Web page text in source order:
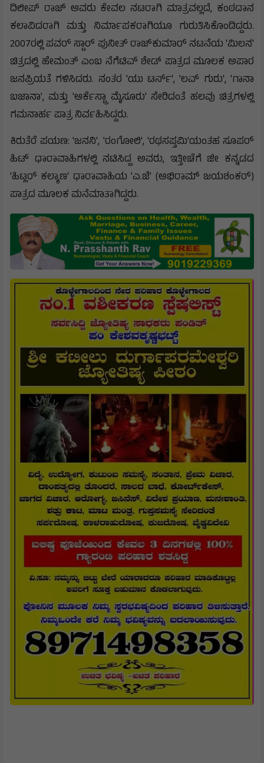
ದಿಲೀಪ್ ರಾಜ್ ಅವರು ಕೇವಲ ನಟರಾಗಿ ಮಾತ್ರವಲ್ಲದೆ, ಕಂಠದಾನ
ಕಲಾವಿದರಾಗಿ ಮತ್ತು ನಿರ್ಮಾಪಕರಾಗಿಯೂ ಗುರುತಿಸಿಕೊಂಡಿದ್ದರು.
2007ರಲ್ಲಿ ಪವರ್ ಸ್ಟಾರ್ ಪುನೀತ್ ರಾಜ್‌ಕುಮಾರ್ ನಟನೆಯ 'ಮಿಲನ'
ಚಿತ್ರದಲ್ಲಿ ಹೇಮಂತ್ ಎಂಬ ನೆಗೆಟಿವ್ ಶೇಡ್ ಪಾತ್ರದ ಮೂಲಕ ಅಪಾರ
ಜನಪ್ರಿಯತೆ ಗಳಿಸಿದರು. ನಂತರ 'ಯು ಟರ್ನ್', 'ಲವ್ ಗುರು', 'ಗಾನಾ
ಬಜಾನಾ', ಮತ್ತು 'ಆರ್ಕೆಸ್ಟ್ರಾ ಮೈಸೂರು' ಸೇರಿದಂತೆ ಹಲವು ಚಿತ್ರಗಳಲ್ಲಿ
ಗಮನಾರ್ಹ ಪಾತ್ರ ನಿರ್ವಹಿಸಿದ್ದರು.
ಕಿರುತೆರೆ ಪಯಣ: 'ಜನನಿ', 'ರಂಗೋಲಿ', 'ರಥಸಪ್ತಮಿ'ಯಂತಹ ಸೂಪರ್
ಹಿಟ್ ಧಾರಾವಾಹಿಗಳಲ್ಲಿ ನಟಿಸಿದ್ದ ಅವರು, ಇತ್ತೀಚೆಗೆ ಜೀ ಕನ್ನಡದ
'ಹಿಟ್ಲರ್ ಕಲ್ಯಾಣ' ಧಾರಾವಾಹಿಯ 'ಎ.ಜೆ' (ಅಭಿರಾಮ್ ಜಯಶಂಕರ್)
ಪಾತ್ರದ ಮೂಲಕ ಮನೆಮಾತಾಗಿದ್ದರು.